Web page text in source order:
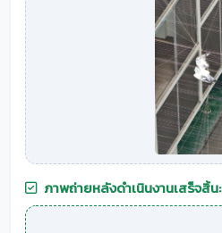
ภาพถ่ายหลังดำเนินงานเสร็จสิ้น: